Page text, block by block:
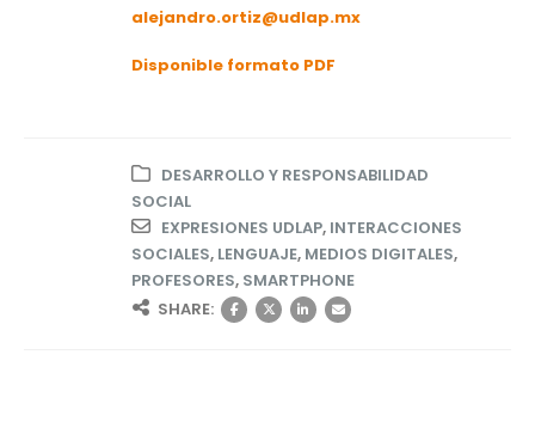
alejandro.ortiz@udlap.mx
Disponible formato PDF
DESARROLLO Y RESPONSABILIDAD
SOCIAL
EXPRESIONES UDLAP, INTERACCIONES
SOCIALES, LENGUAJE, MEDIOS DIGITALES,
PROFESORES, SMARTPHONE
SHARE: